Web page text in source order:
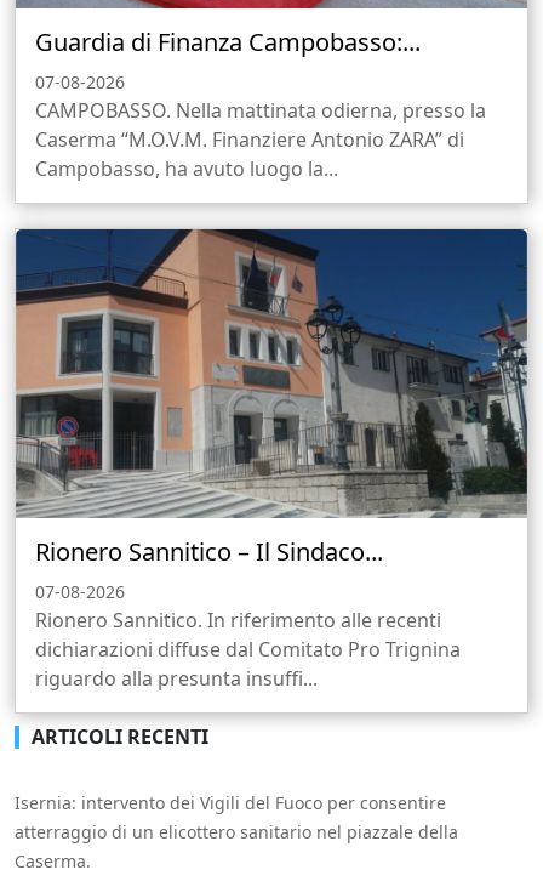
Guardia di Finanza Campobasso:...
07-08-2026
CAMPOBASSO. Nella mattinata odierna, presso la
Caserma “M.O.V.M. Finanziere Antonio ZARA” di
Campobasso, ha avuto luogo la...
Rionero Sannitico – Il Sindaco...
07-08-2026
Rionero Sannitico. In riferimento alle recenti
dichiarazioni diffuse dal Comitato Pro Trignina
riguardo alla presunta insuffi...
ARTICOLI RECENTI
Isernia: intervento dei Vigili del Fuoco per consentire
atterraggio di un elicottero sanitario nel piazzale della
Caserma.